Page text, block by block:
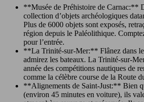
**Musée de Préhistoire de Carnac:**
collection d’objets archéologiques
Plus de 6000 objets sont exposés,
région depuis le Paléolithique.
pour l’entrée.
**La Trinité-sur-Mer:** Flânez dans le
admirez les bateaux. La Trinité-sur-
année des compétitions nautiques de
comme la célèbre course de la Route
**Alignements de Saint-Just:** Bien
(environ 45 minutes en voiture), ils